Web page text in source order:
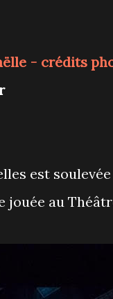
- crédits
est
jouée au